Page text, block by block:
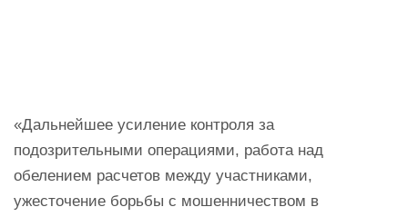
«Дальнейшее усиление контроля за
подозрительными операциями, работа над
обелением расчетов между участниками,
ужесточение борьбы с мошенничеством в